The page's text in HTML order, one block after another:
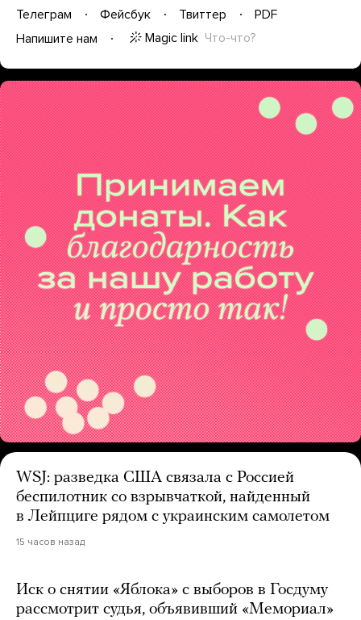
Телеграм Фейсбук Твиттер
PDF
Напишите нам
Magic link Что-что?
WSJ: разведка США связала с Россией
беспилотник со взрывчаткой, найденный
в Лейпциге рядом с украинским самолетом
15 часов назад
Иск о снятии «Яблока» с выборов в Госдуму
рассмотрит судья, объявивший «Мемориал»